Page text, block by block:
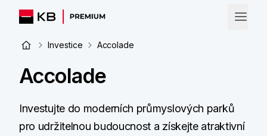
Investice Accolade
Accolade
Investujte do moderních průmyslových parků
pro udržitelnou budoucnost a získejte atraktivní